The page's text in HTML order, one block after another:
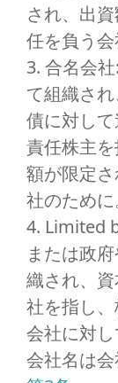
され、出
任を負う会
3. 合名会
て組織さ
債に対し
責任株主
額が限定
社のために
4. Limited
または政
織され、
社を指し
会社に対し
会社名は会